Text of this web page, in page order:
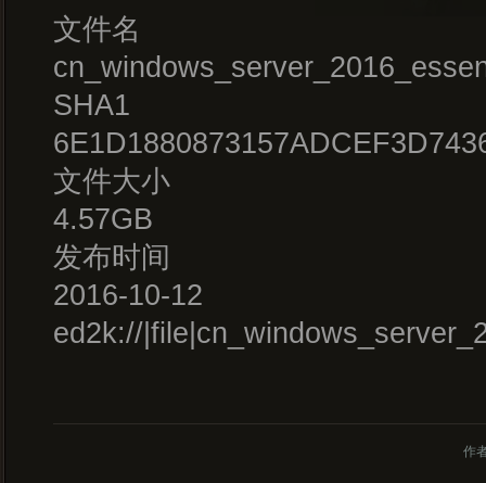
文件名
SHA1
文件大小
4.57GB
发布时间
2016-10-12
ed2k://
作